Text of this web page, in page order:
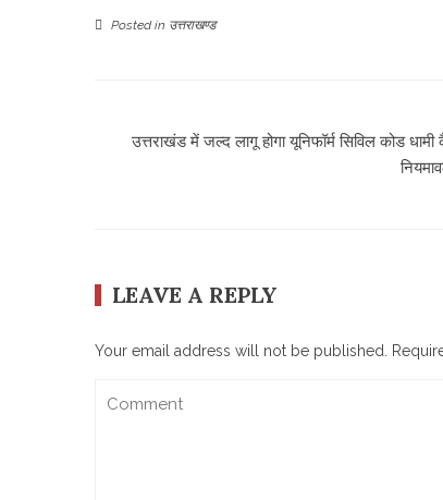
Posted in उत्तराखण्ड
उत्तराखंड में जल्द लागू होगा यूनिफॉर्म सिविल कोड
LEAVE A REPLY
Your email address will not be published.